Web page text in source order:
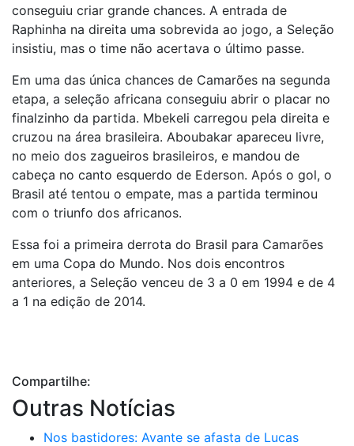
conseguiu criar grande chances. A entrada de
Raphinha na direita uma sobrevida ao jogo, a Seleção
insistiu, mas o time não acertava o último passe.
Em uma das única chances de Camarões na segunda
etapa, a seleção africana conseguiu abrir o placar no
finalzinho da partida. Mbekeli carregou pela direita e
cruzou na área brasileira. Aboubakar apareceu livre,
no meio dos zagueiros brasileiros, e mandou de
cabeça no canto esquerdo de Ederson. Após o gol, o
Brasil até tentou o empate, mas a partida terminou
com o triunfo dos africanos.
Essa foi a primeira derrota do Brasil para Camarões
em uma Copa do Mundo. Nos dois encontros
anteriores, a Seleção venceu de 3 a 0 em 1994 e de 4
a 1 na edição de 2014.
Compartilhe:
Outras Notícias
Nos bastidores: Avante se afasta de Lucas